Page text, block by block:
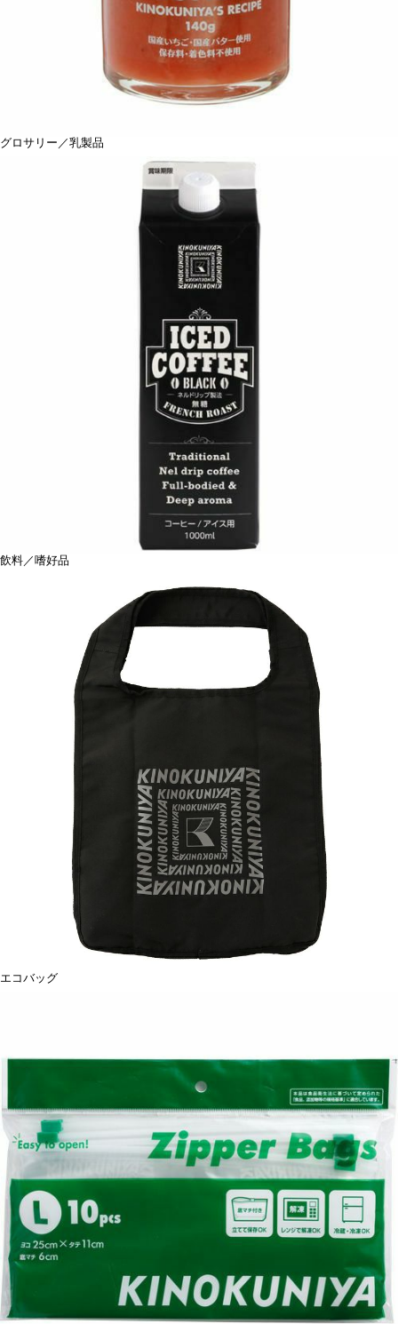
グロサリー／乳製品
飲料／嗜好品
エコバッグ